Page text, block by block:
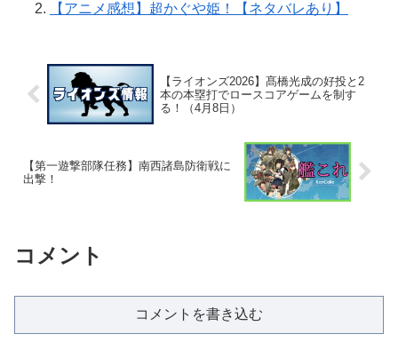
【アニメ感想】超かぐや姫！【ネタバレあり】
【ライオンズ2026】髙橋光成の好投と2
本の本塁打でロースコアゲームを制す
る！（4月8日）
【第一遊撃部隊任務】南西諸島防衛戦に
出撃！
コメント
コメントを書き込む